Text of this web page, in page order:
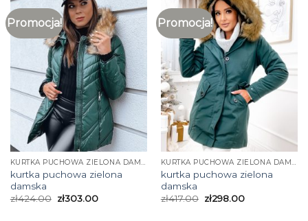
Promocja!
KURTKA PUCHOWA ZIELONA DAMSKA
kurtka puchowa zielona
damska
zł424.00 zł303.00
Promocja!
KURTKA PUCHOWA ZIELONA DAMSKA
kurtka puchowa zielona
damska
zł417.00 zł298.00